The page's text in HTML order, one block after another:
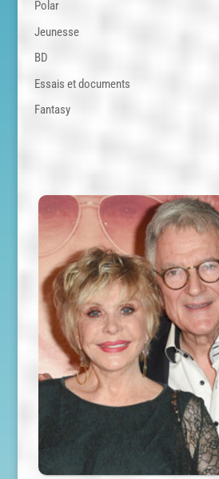
Polar
Jeunesse
BD
Essais et documents
Fantasy